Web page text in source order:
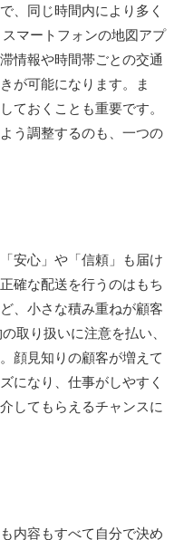
、同じ時間内により多く
マートフォンの地図アプ
情報や時間帯ごとの交通
が可能になります。ま
ておくことも重要です。
う調整するのも、一つの
安心」や「信頼」も届け
確な配送を行うのはもち
、小さな積み重ねが顧客
取り扱いに注意を払い、
顔見知りの顧客が増えて
になり、仕事がしやすく
してもらえるチャンスに
内容もすべて自分で決め